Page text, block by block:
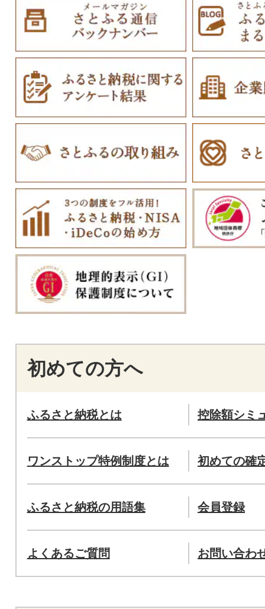
初めての方へ
ふるさと納税とは 控除額シミ
ワンストップ特例制度とは 初めての確
ふるさと納税の用語集 会員登録
よくあるご質問 お問い合わ